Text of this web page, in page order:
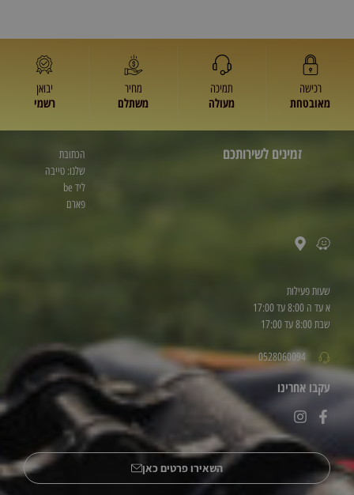
רכישה
מאובטחת
תמיכה
מעולה
מחיר
משתלם
יבואן
רשמי
זמינים לשירותכם
הכתובת
שלנו: טייבה
ליד be
פארם
שעות פעילות
א עד ה 8:00 עד 17:00
שבת 8:00 עד 17:00
0528060094
עקבו אחרינו
השאירו פרטים כאן